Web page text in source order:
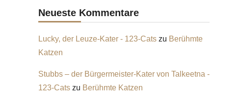
Neueste Kommentare
Lucky, der Leuze-Kater - 123-Catszu Berühmte
Katzen
Stubbs – der Bürgermeister-Kater von Talkeetna -
123-Catszu Berühmte Katzen